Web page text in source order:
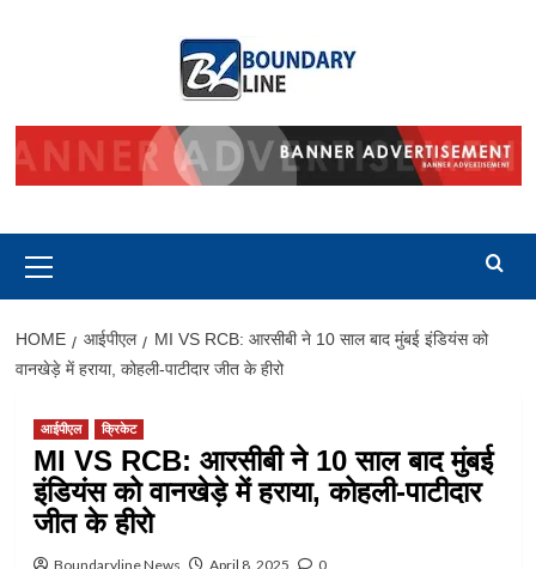
Menu
HOME आईपीएल
MI VS RCB: आरसीबी ने 10 साल बाद मुंबई इंडियंस को
वानखेड़े में हराया, कोहली-पाटीदार जीत के हीरो
आईपीएल क्रिकेट
MI VS RCB: आरसीबी ने 10 साल बाद मुंबई
इंडियंस को वानखेड़े में हराया, कोहली-पाटीदार
जीत के हीरो
Boundaryline News April 8, 2025 0